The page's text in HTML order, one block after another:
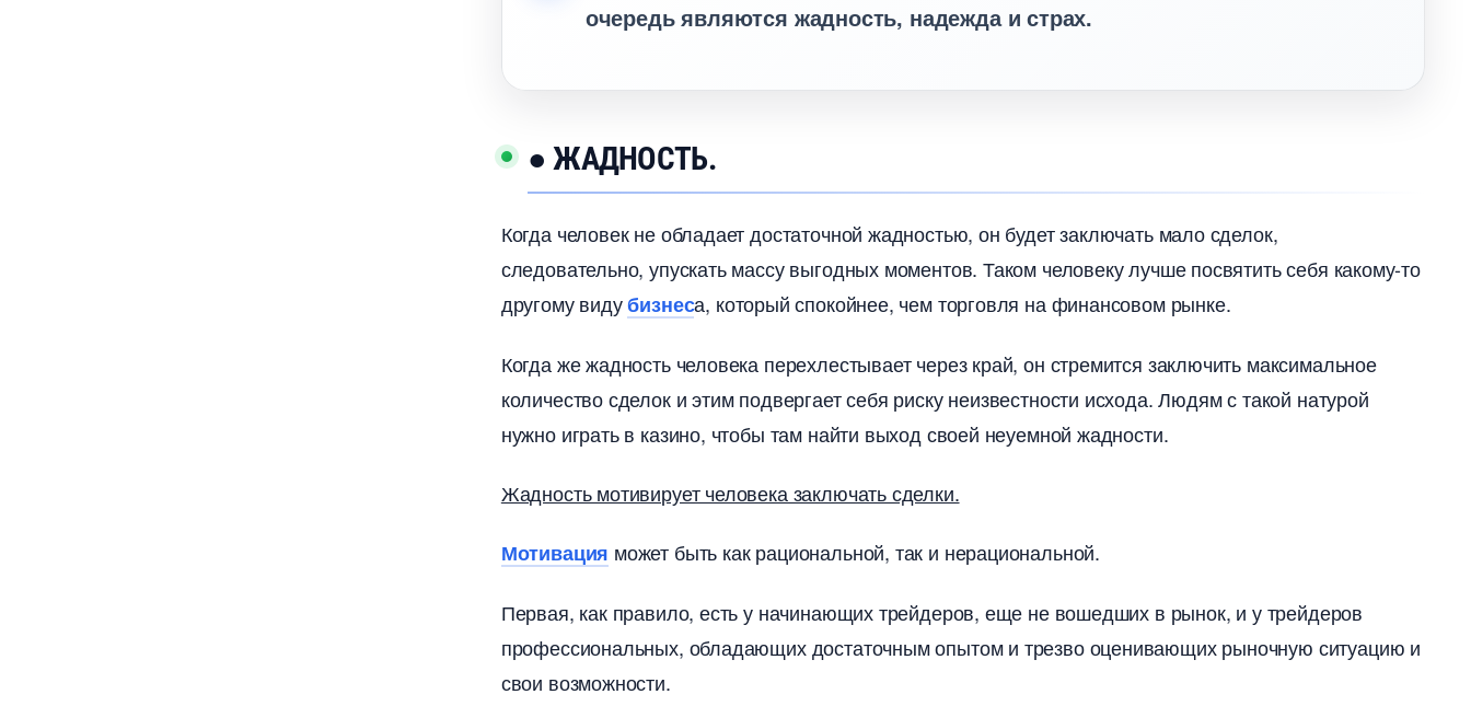
очередь являются жадность, надежда и страх.
● ЖАДНОСТЬ.
Когда человек не обладает достаточной жадностью, он будет заключать мало сделок,
следовательно, упускать массу выгодных моментов. Таком человеку лучше посвятить себя какому-то
другому видуизнеса, который спокойнее, чем торговля на финансовом рынке.
Когда же жадность человека перехлестывает через край, он стремится заключить максимальное
количество сделок и этим подвергает себя риску неизвестности исхода. Людям с такой натурой
нужно играть в казино, чтобы там найти выход своей неуемной жадности.
Жадность мотивирует человека заключать сделки.
Мотивация может быть как рациональной, так и нерациональной.
Первая, как правило, есть у начинающих трейдеров, еще не вошедших в рынок, и у трейдеро
профессиональных, обладающих достаточным опытом и трезво оценивающих рыночную ситуацию и
свои возможности.